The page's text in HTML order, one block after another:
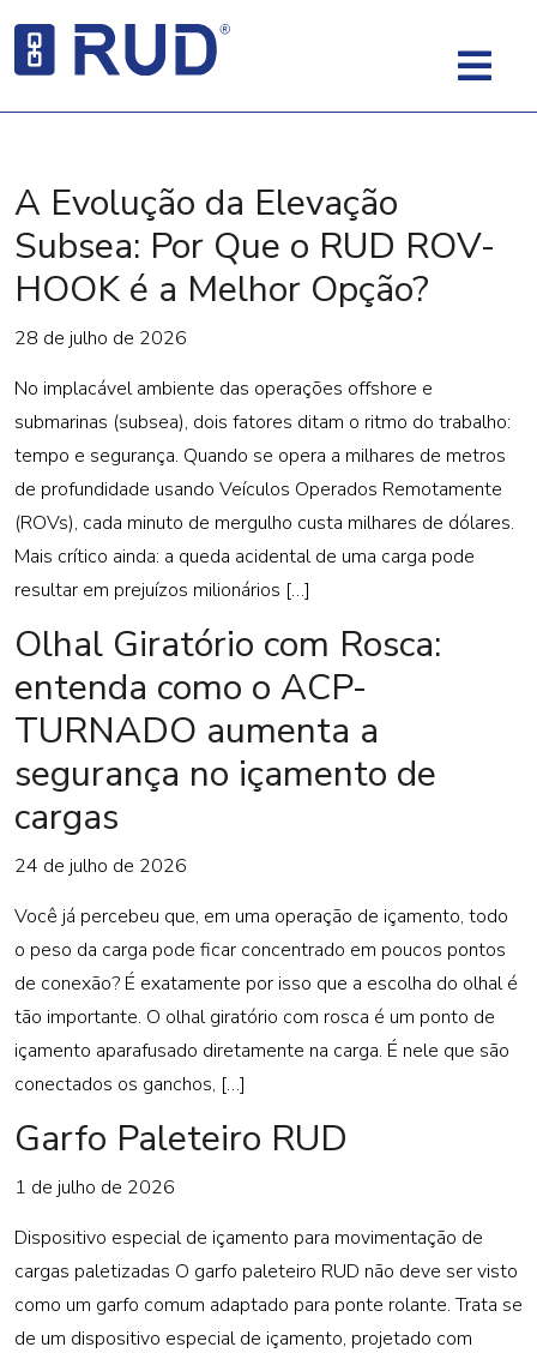
A Evolução da Elevação
Subsea: Por Que o RUD ROV-
HOOK é a Melhor Opção?
28 de julho de 2026
No implacável ambiente das operações offshore e
submarinas (subsea), dois fatores ditam o ritmo do trabalho:
tempo e segurança. Quando se opera a milhares de metros
de profundidade usando Veículos Operados Remotamente
(ROVs), cada minuto de mergulho custa milhares de dólares.
Mais crítico ainda: a queda acidental de uma carga pode
resultar em prejuízos milionários […]
Olhal Giratório com Rosca:
entenda como o ACP-
TURNADO aumenta a
segurança no içamento de
cargas
24 de julho de 2026
Você já percebeu que, em uma operação de içamento, todo
o peso da carga pode ficar concentrado em poucos pontos
de conexão? É exatamente por isso que a escolha do olhal é
tão importante. O olhal giratório com rosca é um ponto de
içamento aparafusado diretamente na carga. É nele que são
conectados os ganchos, […]
Garfo Paleteiro RUD
1 de julho de 2026
Dispositivo especial de içamento para movimentação de
cargas paletizadas O garfo paleteiro RUD não deve ser visto
como um garfo comum adaptado para ponte rolante. Trata se
de um dispositivo especial de içamento, projetado com